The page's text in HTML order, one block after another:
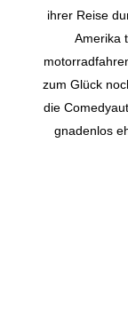
ihrer Reise
Amerika
zum Glück
die
gnadenlos